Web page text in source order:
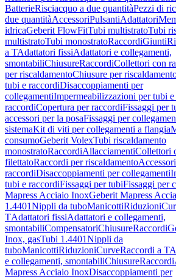
BatterieRisciacquo a due quantitàPezzi di
due quantitàAccessoriPulsantiAdattatori
idricaGeberit FlowFitTubi multistratoTubi
multistratoTubi monostratoRaccordiGiunti
a TAdattatori fissiAdattatori e collegamenti,
smontabiliChiusureRaccordiCollettori con
per riscaldamentoChiusure per
tubi e raccordiDisaccoppiamenti per
collegamentiImpermeabilizzazioni per tubi e
raccordiCopertura per raccordiFissaggi per
accessori per la posaFissaggi per
sistemaKit di viti per collegamenti a flangia
consumoGeberit VolexTubi riscaldamento
monostratoRaccordiAllacciamentiCollettori
filettatoRaccordi per riscaldamentoAccessori
raccordiDisaccoppiamenti per collegamenti
tubi e raccordiFissaggi per tubiFissaggi per
Mapress Acciaio InoxGeberit Mapress
1.4401Nippli da tuboManicottiRiduzioni
TAdattatori fissiAdattatori e collegamenti,
smontabiliCompensatoriChiusureRaccordi
Inox, gasTubi 1.4401Nippli da
tuboManicottiRiduzioniCurveRaccordi a T
e collegamenti, smontabiliChiusureRaccordi
Mapress Acciaio InoxDisaccoppiamenti per